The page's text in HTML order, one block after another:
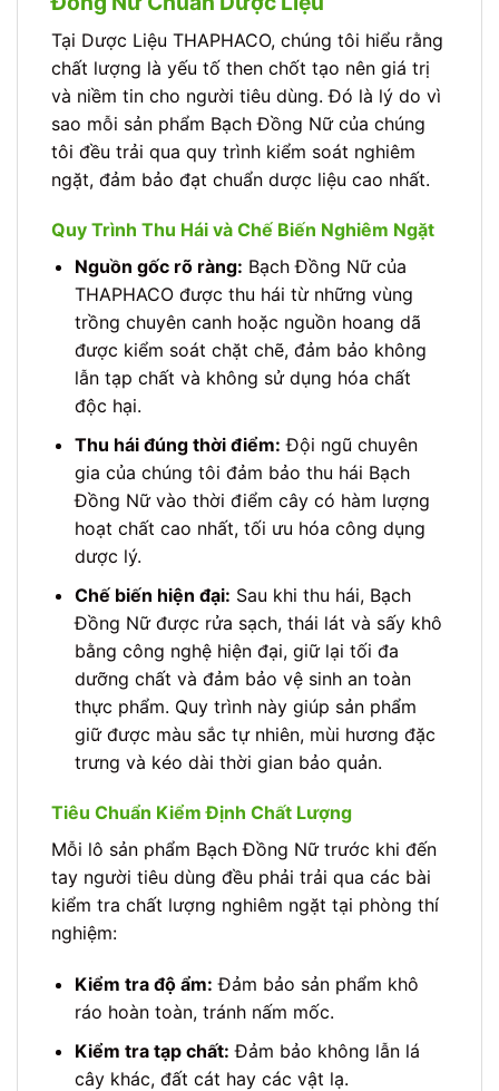
Tại Dược Liệu THAPHACO, chúng tôi hiểu rằng
chất lượng là yếu tố then chốt tạo nên giá trị
và niềm tin cho người tiêu dùng. Đó là lý do vì
sao mỗi sản phẩm Bạch Đồng Nữ của chúng
tôi đều trải qua quy trình kiểm soát nghiêm
ngặt, đảm bảo đạt chuẩn dược liệu cao nhất.
Quy Trình Thu Hái và Chế Biến Nghiêm Ngặt
Nguồn gốc rõ ràng: Bạch Đồng Nữ của
THAPHACO được thu hái từ những vùng
trồng chuyên canh hoặc nguồn hoang dã
được kiểm soát chặt chẽ, đảm bảo không
lẫn tạp chất và không sử dụng hóa chất
độc hại.
Thu hái đúng thời điểm: Đội ngũ chuyên
gia của chúng tôi đảm bảo thu hái Bạch
Đồng Nữ vào thời điểm cây có hàm lượng
hoạt chất cao nhất, tối ưu hóa công dụng
dược lý.
Chế biến hiện đại: Sau khi thu hái, Bạch
Đồng Nữ được rửa sạch, thái lát và sấy khô
bằng công nghệ hiện đại, giữ lại tối đa
dưỡng chất và đảm bảo vệ sinh an toàn
thực phẩm. Quy trình này giúp sản phẩm
giữ được màu sắc tự nhiên, mùi hương đặc
trưng và kéo dài thời gian bảo quản.
Tiêu Chuẩn Kiểm Định Chất Lượng
Mỗi lô sản phẩm Bạch Đồng Nữ trước khi đến
tay người tiêu dùng đều phải trải qua các bài
kiểm tra chất lượng nghiêm ngặt tại phòng thí
nghiệm:
Kiểm tra độ ẩm: Đảm bảo sản phẩm khô
ráo hoàn toàn, tránh nấm mốc.
Kiểm tra tạp chất: Đảm bảo không lẫn lá
cây khác, đất cát hay các vật lạ.